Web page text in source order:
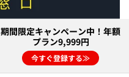
期間限定キャンペーン中！年額
プラン9,999円
今すぐ登録する≫